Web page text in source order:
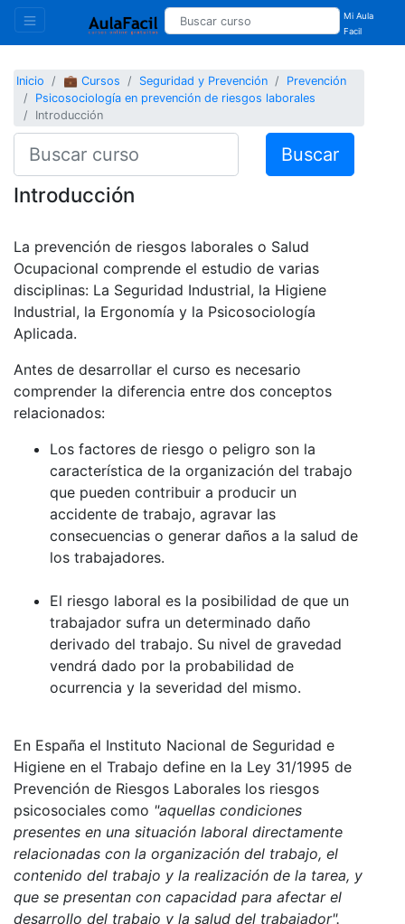
Mi Aula
Facil
Inicio 💼 Cursos Seguridad y Prevención
Prevención
Psicosociología en prevención de riesgos laborales
Introducción
Buscar
Introducción
La prevención de riesgos laborales o Salud
Ocupacional comprende el estudio de varias
disciplinas: La Seguridad Industrial, la Higiene
Industrial, la Ergonomía y la Psicosociología
Aplicada.
Antes de desarrollar el curso es necesario
comprender la diferencia entre dos conceptos
relacionados:
Los factores de riesgo o peligro son la
característica de la organización del trabajo
que pueden contribuir a producir un
accidente de trabajo, agravar las
consecuencias o generar daños a la salud de
los trabajadores.
El riesgo laboral es la posibilidad de que un
trabajador sufra un determinado daño
derivado del trabajo. Su nivel de gravedad
vendrá dado por la probabilidad de
ocurrencia y la severidad del mismo.
En España el Instituto Nacional de Seguridad e
Higiene en el Trabajo define en la Ley 31/1995 de
Prevención de Riesgos Laborales los riesgos
psicosociales como "aquellas condiciones
presentes en una situación laboral directamente
relacionadas con la organización del trabajo, el
contenido del trabajo y la realización de la tarea, y
que se presentan con capacidad para afectar el
desarrollo del trabajo y la salud del trabajador".